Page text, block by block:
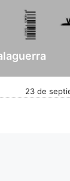
23 de